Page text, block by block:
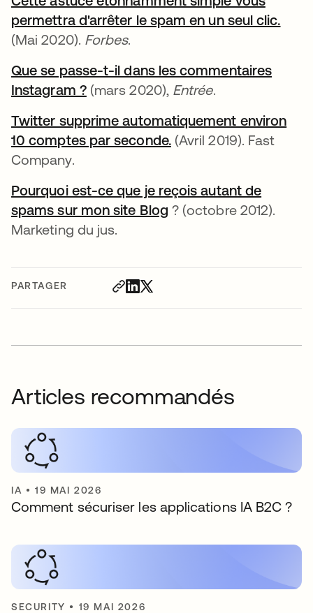
PARTAGER
permettra d'arrêter le spam en un seul clic.
(Mai 2020). Forbes.
Que se passe-t-il dans les commentaires
Instagram ?s’ouvre dans un nouvel onglet
(mars 2020), Entrée.
Twitter supprime automatiquement environ
10 comptes par seconde.s’ouvre dans un
(Avril 2019). Fast
Company.
Pourquoi est-ce que je reçois autant de
spams sur mon site Blog s’ouvre dans un
? (octobre 2012).
Marketing du jus.
Articles recommandés
IA •19 MAI 2026
Comment sécuriser les applications IA B2C ?
SECURITY • 19 MAI 2026